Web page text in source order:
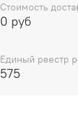
Стоимость
0 руб
Единый реестр
575